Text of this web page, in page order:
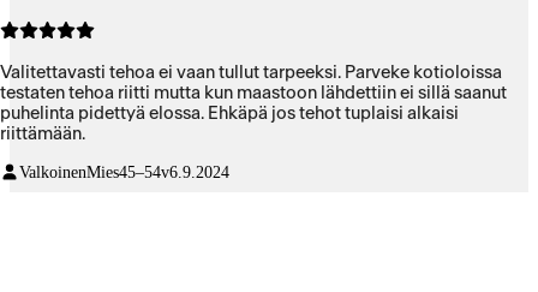
Valitettavasti tehoa ei vaan tullut tarpeeksi. Parveke kotioloissa
testaten tehoa riitti mutta kun maastoon lähdettiin ei sillä saanut
puhelinta pidettyä elossa. Ehkäpä jos tehot tuplaisi alkaisi
riittämään.
ValkoinenMies45–54v6.9.2024